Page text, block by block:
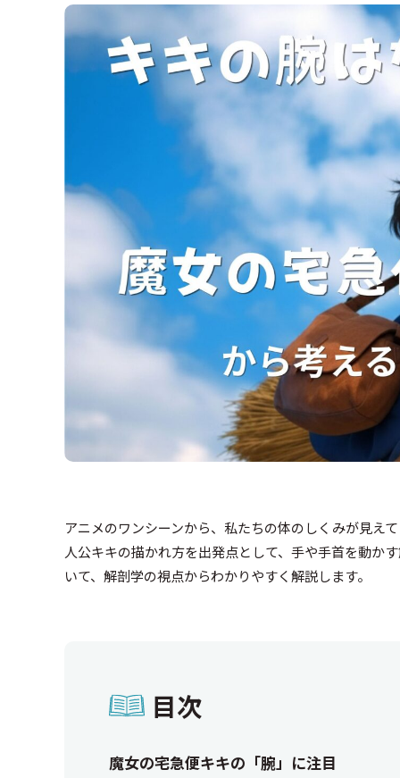
アニメのワンシーンから、私たちの体のしくみが見え
人公キキの描かれ方を出発点として、手や手首を動か
いて、解剖学の視点からわかりやすく解説します。
目次
魔女の宅急便キキの「腕」に注目